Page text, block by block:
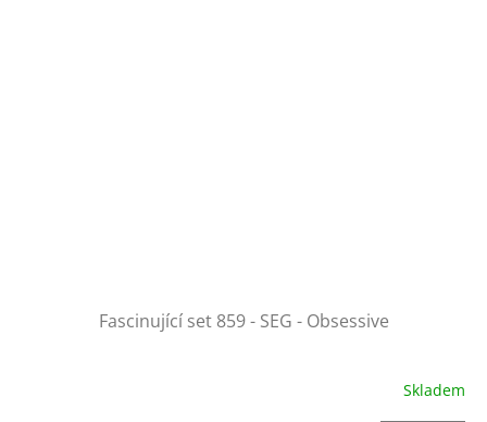
Fascinující set 859 - SEG - Obsessive
Skladem